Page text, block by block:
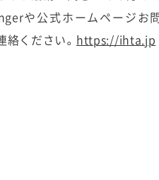
や公式ホームページお
ください。 https://ihta.jp